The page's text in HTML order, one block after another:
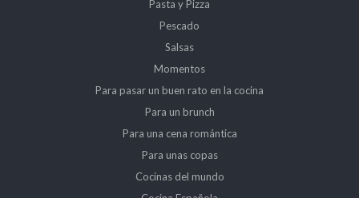
Pasta y Pizza
Pescado
Salsas
Momentos
Para pasar un buen rato en la cocina
Para un brunch
Para una cena romántica
Para unas copas
Cocinas del mundo